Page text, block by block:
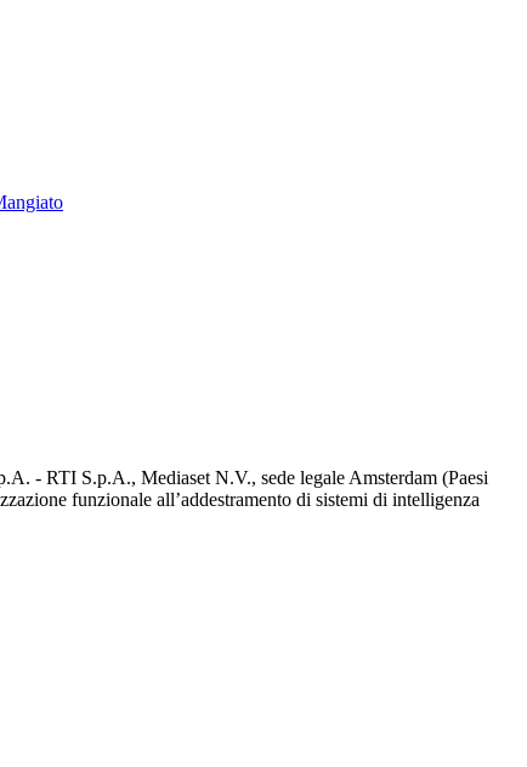
- RTI S.p.A., Mediaset N.V., sede legale Amsterdam (Paesi
funzionale all’addestramento di sistemi di intelligenza